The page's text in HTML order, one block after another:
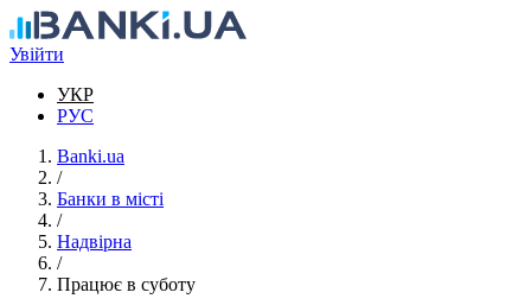
Перейти до основного вмісту
Увійти
УКР
РУС
Banki.ua
/
Банки в місті
/
Надвірна
/
Працює в суботу